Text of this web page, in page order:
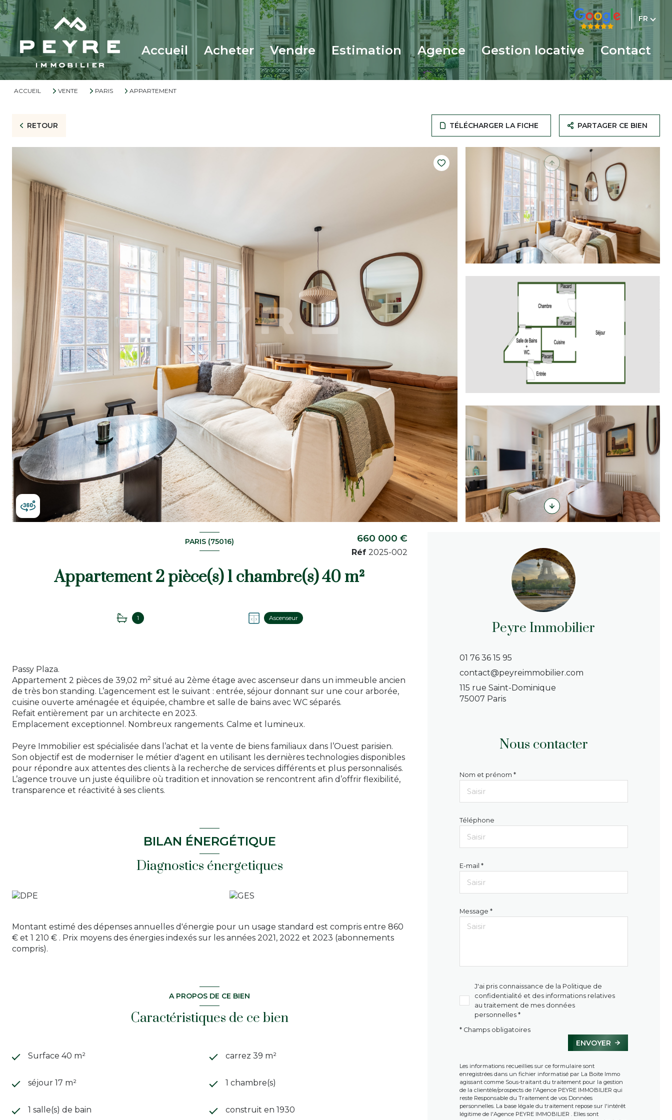
FR
accueil acheter vendre estimation agence gestion locative contact
ACCUEIL VENTE PARIS APPARTEMENT
RETOUR TÉLÉCHARGER LA FICHE PARTAGER CE BIEN
PARIS (75016)
Appartement 2 pièce(s) 1 chambre(s) 40 m²
1 Ascenseur
660 000 €
Réf 2025-002
Passy Plaza.
Appartement 2 pièces de 39,02 m2 situé au 2ème étage avec ascenseur dans un immeuble ancien
de très bon standing. L’agencement est le suivant : entrée, séjour donnant sur une cour arborée,
cuisine ouverte aménagée et équipée, chambre et salle de bains avec WC séparés.
Refait entièrement par un architecte en 2023.
Emplacement exceptionnel. Nombreux rangements. Calme et lumineux.
Peyre Immobilier est spécialisée dans l’achat et la vente de biens familiaux dans l’Ouest parisien.
Son objectif est de moderniser le métier d'agent en utilisant les dernières technologies disponibles
pour répondre aux attentes des clients à la recherche de services différents et plus personnalisés.
L’agence trouve un juste équilibre où tradition et innovation se rencontrent afin d’offrir flexibilité,
transparence et réactivité à ses clients.
BILAN ÉNERGÉTIQUE
Diagnostics énergetiques
Montant estimé des dépenses annuelles d'énergie pour un usage standard est compris entre 860
€ et 1 210 € . Prix moyens des énergies indexés sur les années 2021, 2022 et 2023 (abonnements
compris).
A PROPOS DE CE BIEN
Caractéristiques de ce bien
Surface 40 m² carrez 39 m²
séjour 17 m² 1 chambre(s)
1 salle(s) de bain construit en 1930
Peyre Immobilier
01 76 36 15 95
contact@peyreimmobilier.com
115 rue Saint-Dominique
75007 Paris
Nous contacter
Nom et prénom *
Téléphone
E-mail *
Message *
J'ai pris connaissance de la Politique de
confidentialité et des informations relatives
au traitement de mes données
personnelles *
* Champs obligatoires
ENVOYER
Les informations recueillies sur ce formulaire sont
enregistrées dans un fichier informatisé par La Boite Immo
agissant comme Sous-traitant du traitement pour la gestion
de la clientèle/prospects de l'Agence PEYRE IMMOBILIER qui
reste Responsable du Traitement de vos Données
personnelles. La base légale du traitement repose sur l'intérêt
légitime de l'Agence PEYRE IMMOBILIER . Elles sont